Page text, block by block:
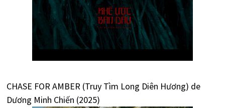
CHASE FOR AMBER (Truy Tìm Long Diên Hương) de
Dương Minh Chiến (2025)